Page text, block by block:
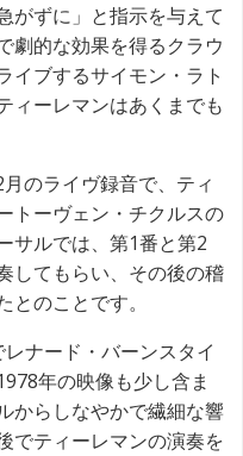
がずに」と指示を与えて
劇的な効果を得るクラウ
イブするサイモン・ラト
ィーレマンはあくまでも
のライヴ録音で、ティ
トーヴェン・チクルスの
サルでは、第1番と第2
してもらい、その後の稽
のことです。
ナード・バーンスタイ
年の映像も少し含ま
からしなやかで繊細な響
でティーレマンの演奏を